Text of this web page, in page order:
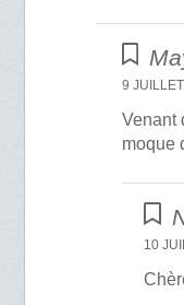
9
Venant
moque
10